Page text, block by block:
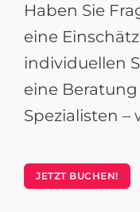
Haben Sie
eine
individuellen
eine
Spezialisten
JETZT BUCHEN!